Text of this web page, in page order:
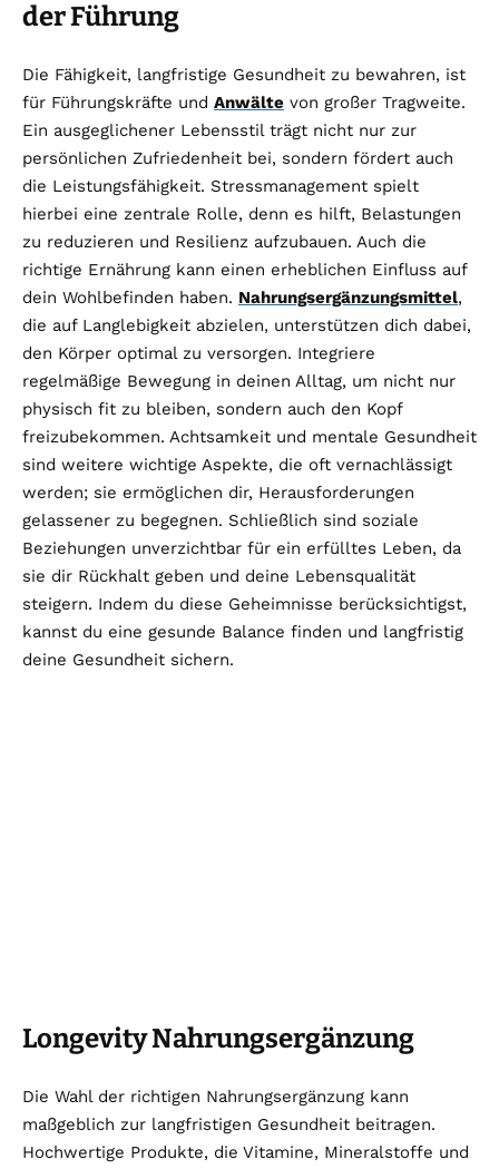
der Führung
Die Fähigkeit, langfristige Gesundheit zu bewahren, ist
für Führungskräfte und Anwälte von großer Tragweite.
Ein ausgeglichener Lebensstil trägt nicht nur zur
persönlichen Zufriedenheit bei, sondern fördert auch
die Leistungsfähigkeit. Stressmanagement spielt
hierbei eine zentrale Rolle, denn es hilft, Belastungen
zu reduzieren und Resilienz aufzubauen. Auch die
richtige Ernährung kann einen erheblichen Einfluss auf
dein Wohlbefinden haben. Nahrungsergänzungsmittel,
die auf Langlebigkeit abzielen, unterstützen dich dabei,
den Körper optimal zu versorgen. Integriere
regelmäßige Bewegung in deinen Alltag, um nicht nur
physisch fit zu bleiben, sondern auch den Kopf
freizubekommen. Achtsamkeit und mentale Gesundheit
sind weitere wichtige Aspekte, die oft vernachlässigt
werden; sie ermöglichen dir, Herausforderungen
gelassener zu begegnen. Schließlich sind soziale
Beziehungen unverzichtbar für ein erfülltes Leben, da
sie dir Rückhalt geben und deine Lebensqualität
steigern. Indem du diese Geheimnisse berücksichtigst,
kannst du eine gesunde Balance finden und langfristig
deine Gesundheit sichern.
Longevity Nahrungsergänzung
Die Wahl der richtigen Nahrungsergänzung kann
maßgeblich zur langfristigen Gesundheit beitragen.
Hochwertige Produkte, die Vitamine, Mineralstoffe und